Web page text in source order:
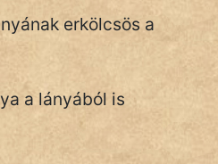
erkölcsös a
a lányából is